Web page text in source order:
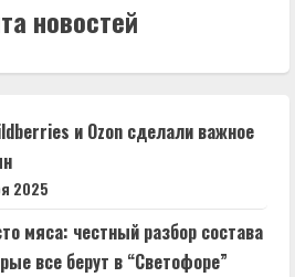
новостей
и Ozon сделали важное
2025
мяса: честный разбор состава
все берут в “Светофоре”